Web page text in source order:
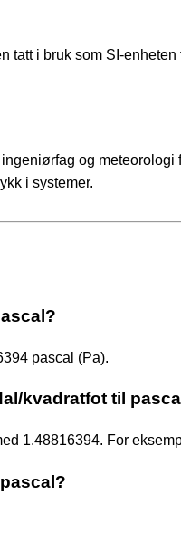
tatt i bruk som SI-
og
i systemer.
pascal (Pa).
kvadratfot til
1.48816394. For